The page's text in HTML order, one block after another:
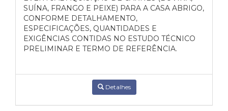
SUÍNA, FRANGO E PEIXE) PARA A CASA ABRIGO,
CONFORME DETALHAMENTO,
ESPECIFICAÇÕES, QUANTIDADES E
EXIGÊNCIAS CONTIDAS NO ESTUDO TÉCNICO
PRELIMINAR E TERMO DE REFERÊNCIA.
Detalhes